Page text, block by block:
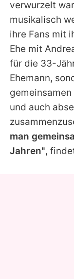
verwurzelt
musikalisch
ihre Fans mit
Ehe mit
für die 33-
Ehemann,
und auch
man
Jahren",